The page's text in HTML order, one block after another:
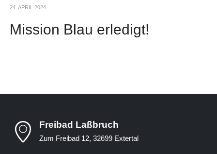
24. APRIL 2024
Mission Blau erledigt!
Freibad Laßbruch
Zum Freibad 12, 32699 Extertal